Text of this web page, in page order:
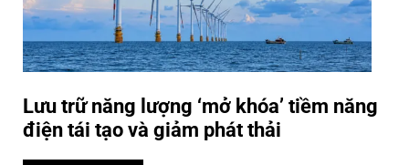
Lưu trữ năng lượng ‘mở khóa’ tiềm năng
điện tái tạo và giảm phát thải